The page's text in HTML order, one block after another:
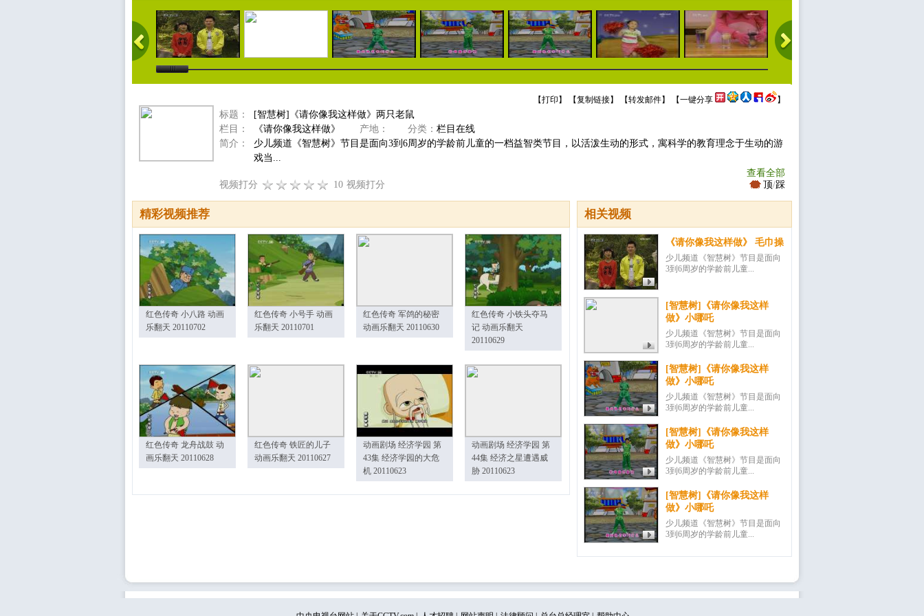
【打印 】 【复制链接】 【转发邮件】 【一键分享 】
标题：
[智慧树]《请你像我这样做》两只老鼠
栏目：
《请你像我这样做》 产地： 分类： 栏目在线
简介：
少儿频道《智慧树》节目是面向3到6周岁的学龄前儿童的一档益智类节目，以活泼生动的形式，寓科学的教育理念于生动的游
戏当...
查看全部
视频打分
10 视频打分 顶/踩
相关视频
《请你像我这样做》 毛巾操
少儿频道《智慧树》节目是面向
3到6周岁的学龄前儿童...
[智慧树]《请你像我这样
做》小哪吒
少儿频道《智慧树》节目是面向
3到6周岁的学龄前儿童...
[智慧树]《请你像我这样
做》小哪吒
少儿频道《智慧树》节目是面向
3到6周岁的学龄前儿童...
[智慧树]《请你像我这样
做》小哪吒
少儿频道《智慧树》节目是面向
3到6周岁的学龄前儿童...
[智慧树]《请你像我这样
做》小哪吒
少儿频道《智慧树》节目是面向
3到6周岁的学龄前儿童...
精彩视频推荐
红色传奇 小八路 动画
乐翻天 20110702
红色传奇 小号手 动画
乐翻天 20110701
红色传奇 军鸽的秘密
动画乐翻天 20110630
红色传奇 小铁头夺马
记 动画乐翻天
20110629
红色传奇 龙舟战鼓 动
画乐翻天 20110628
红色传奇 铁匠的儿子
动画乐翻天 20110627
动画剧场 经济学园 第
43集 经济学园的大危
机 20110623
动画剧场 经济学园 第
44集 经济之星遭遇威
胁 20110623